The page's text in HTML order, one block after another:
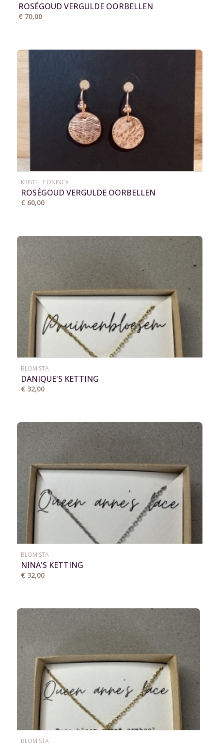
ROSÉGOUD VERGULDE OORBELLEN
€ 70,00
KRISTEL CONINCX
ROSÉGOUD VERGULDE OORBELLEN
€ 60,00
BLOMISTA
DANIQUE'S KETTING
€ 32,00
BLOMISTA
NINA'S KETTING
€ 32,00
BLOMISTA